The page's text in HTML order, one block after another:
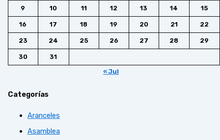
9 10 11 12 13 14 15
16 17 18 19 20 21 22
23 24 25 26 27 28 29
30
31
« Jul
Categorías
Aranceles
Asamblea